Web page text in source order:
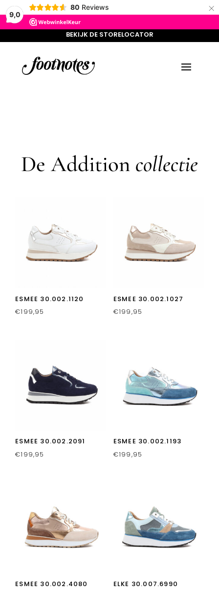
9,0
80 Reviews ×
BEKIJK DE STORELOCATOR
BEKIJK DE STORELOCATOR
De Addition collectie
ESMEE 30.002.1120
€199,95
ESMEE 30.002.1027
€199,95
ESMEE 30.002.2091
€199,95
ESMEE 30.002.1193
€199,95
ESMEE 30.002.4080
ELKE 30.007.6990